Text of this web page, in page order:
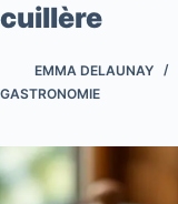
cuillère
EMMA DELAUNAY
GASTRONOMIE